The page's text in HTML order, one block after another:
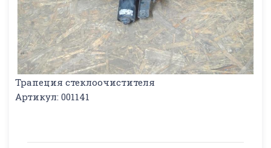
Трапеция стеклоочистителя
Артикул: 001141